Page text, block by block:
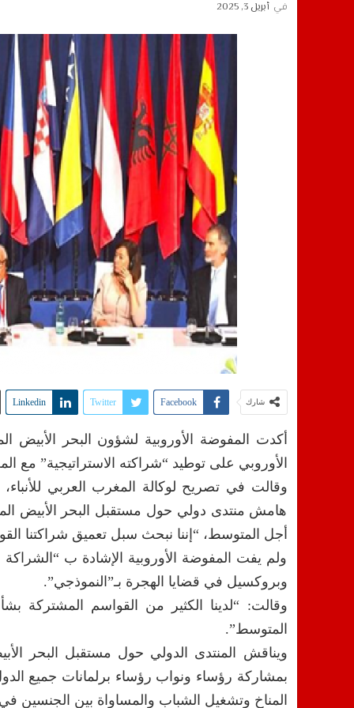
في أبريل 3, 2025
شارك Facebook
Twitter
Linkedin
أكدت المفوضة الأوروبية لشؤون البحر الأبيض
الأوروبي على توطيد “شراكته الاستراتيجية” مع
وقالت في تصريح لوكالة المغرب العربي
هامش منتدى دولي حول مستقبل البحر الأبيض
أجل المتوسط، “إننا نبحث سبل تعميق شراكتنا
ولم يفت المفوضة الأوروبية الإشادة ب “الشراكة
وبروكسيل في قضايا الهجرة بـ”النموذجي”.
وقالت: “لدينا الكثير من القواسم المشتركة
المتوسط”.
بمشاركة رؤساء ونواب رؤساء برلمانات جميع
المناخ وتشغيل الشباب والمساواة بين الجنسين